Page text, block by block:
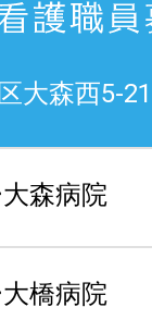
大森西5-
大森病院
大橋病院